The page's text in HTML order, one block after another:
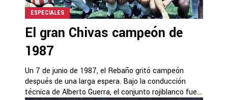
ESPECIALES
El gran Chivas campeón de
1987
Un 7 de junio de 1987, el Rebaño gritó campeón
después de una larga espera. Bajo la conducción
técnica de Alberto Guerra, el conjunto rojiblanco fue...